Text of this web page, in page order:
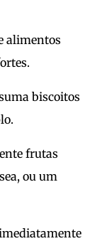
alimentos
biscoitos
frutas
ou um